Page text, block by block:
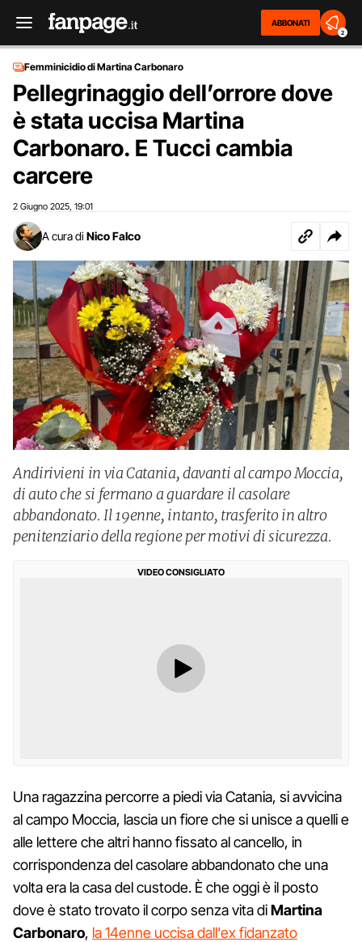
ABBONATI
2
Femminicidio di Martina Carbonaro
Pellegrinaggio dell’orrore dove
è stata uccisa Martina
Carbonaro. E Tucci cambia
carcere
2 Giugno 2025 19:01
A cura di Nico Falco
Andirivieni in via Catania, davanti al campo Moccia,
di auto che si fermano a guardare il casolare
abbandonato. Il 19enne, intanto, trasferito in altro
penitenziario della regione per motivi di sicurezza.
VIDEO CONSIGLIATO
Una ragazzina percorre a piedi via Catania, si avvicina
al campo Moccia, lascia un fiore che si unisce a quelli e
alle lettere che altri hanno fissato al cancello, in
corrispondenza del casolare abbandonato che una
volta era la casa del custode. È che oggi è il posto
dove è stato trovato il corpo senza vita diMartina
Carbonaro, la 14enne uccisa dall'ex fidanzato